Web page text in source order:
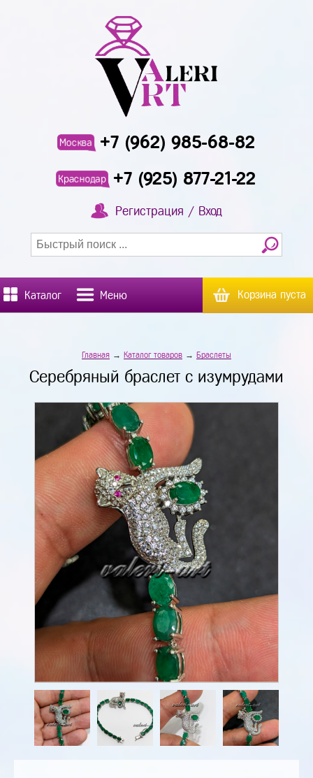
Москва +7 (962) 985-68-82
Краснодар +7 (925) 877-21-22
Регистрация / Вход
Каталог Меню Корзина пуста
Главная → Каталог товаров → Браслеты
Серебряный браслет с изумрудами